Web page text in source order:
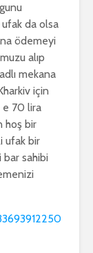
da olsa
ödemeyi
alıp
mekana
için
e 70 lira
hoş bir
ufak bir
sahibi